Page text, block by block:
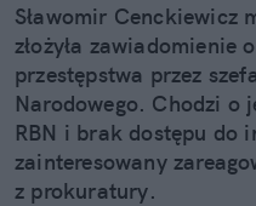
Sławomir Cenckiewicz
złożyła zawiadomienie
przestępstwa przez
Narodowego. Chodzi o
RBN i brak dostępu do
zainteresowany
z prokuratury.